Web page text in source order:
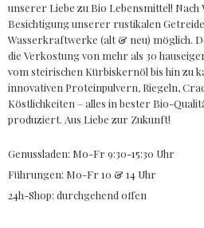
unserer Liebe zu Bio Lebensmittel! Nach
Besichtigung unserer rustikalen
Wasserkraftwerke (alt & neu) möglich.
die Verkostung von mehr als 30
vom steirischen Kürbiskernöl bis hin zu
innovativen Proteinpulvern, Riegeln,
Köstlichkeiten – alles in bester Bio-
produziert. Aus Liebe zur Zukunft!
Genussladen: Mo-Fr 9:30-15:30 Uhr
Führungen: Mo-Fr 10 & 14 Uhr
24h-Shop: durchgehend offen